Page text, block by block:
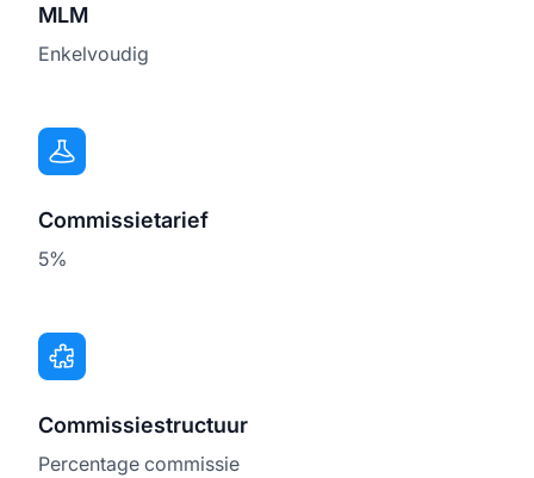
MLM
Enkelvoudig
Commissietarief
5%
Commissiestructuur
Percentage commissie